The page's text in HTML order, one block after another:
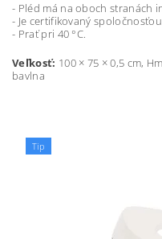
- Pléd má na oboch stranách
- Je certifikovaný
- Prať pri 40 °C.
Veľkosť: 100 × 75 × 0,5 cm,
bavlna
Tip